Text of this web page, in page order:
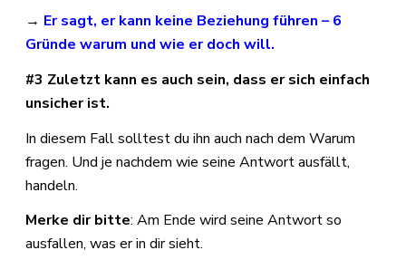
→ Er sagt, er kann keine Beziehung führen – 6
Gründe warum und wie er doch will.
#3 Zuletzt kann es auch sein, dass er sich einfach
unsicher ist.
In diesem Fall solltest du ihn auch nach dem Warum
fragen. Und je nachdem wie seine Antwort ausfällt,
handeln.
Merke dir bitte: Am Ende wird seine Antwort so
ausfallen, was er in dir sieht.